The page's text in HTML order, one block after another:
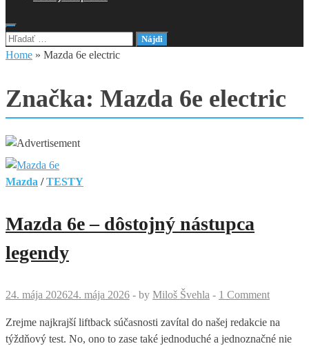
Hľadať:
Home » Mazda 6e electric
Značka: Mazda 6e electric
Mazda /TESTY
Mazda 6e – dôstojný nástupca
legendy
24. mája 202624. mája 2026 - by Miloš Švehla - 1 Comment
Zrejme najkrajší liftback súčasnosti zavítal do našej redakcie na
týždňový test. No, ono to zase také jednoduché a jednoznačné nie